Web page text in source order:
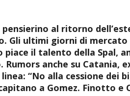
al ritorno
Gli ultimi giorni di
il talento della Spal,
anche su Catania,
“No alla cessione dei
a Gomez. Finotto e